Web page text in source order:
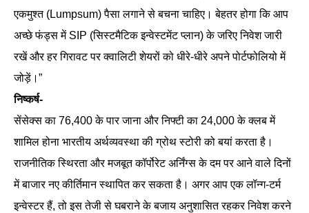
एकमुश्त (Lumpsum) पैसा लगाने से बचना चाहिए। बेहतर होगा कि आप
अच्छे फंड्स में SIP (सिस्टमैटिक इन्वेस्टमेंट प्लान) के जरिए निवेश जारी
रखें और हर गिरावट पर क्वालिटी शेयरों को धीरे-धीरे अपने पोर्टफोलियो में
जोड़ें।”
निष्कर्ष-
सेंसेक्स का 76,400 के पार जाना और निफ्टी का 24,000 के क्लब में
शामिल होना भारतीय अर्थव्यवस्था की ग्रोथ स्टोरी को बयां करता है।
राजनीतिक स्थिरता और मजबूत कॉर्पोरेट अर्निंग्स के दम पर आने वाले दिनों
में बाजार नए कीर्तिमान स्थापित कर सकता है। अगर आप एक लॉन्ग-टर्म
इन्वेस्टर हैं, तो इस तेजी से घबराने के बजाय अनुशासित रहकर निवेश करने